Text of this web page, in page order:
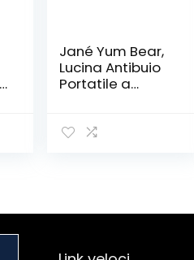
Jané Yum Bear,
Lucina Antibuio
Portatile a
Dolcemente la